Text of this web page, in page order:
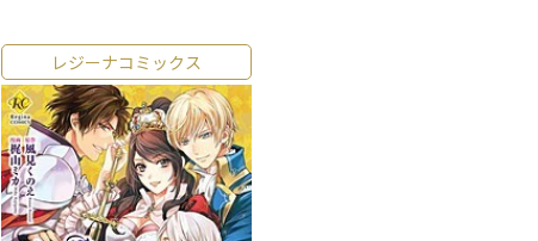
レジーナコミックス